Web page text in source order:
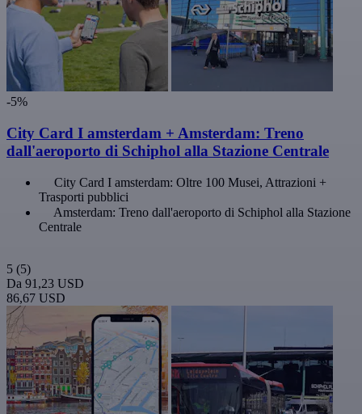
-5%
City Card I amsterdam + Amsterdam: Treno
dall'aeroporto di Schiphol alla Stazione Centrale
City Card I amsterdam: Oltre 100 Musei, Attrazioni +
Trasporti pubblici
Amsterdam: Treno dall'aeroporto di Schiphol alla Stazione
Centrale
5 (5)
Da 91,23 USD
86,67 USD